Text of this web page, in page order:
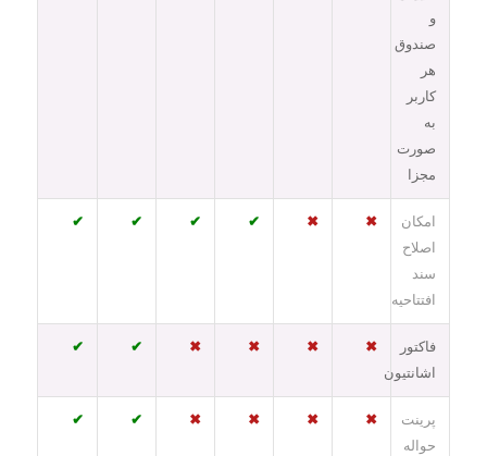
و
صندوق
هر
کاربر
به
صورت
مجزا
امکان
اصلاح
سند
افتتاحیه
✖
✖
✔
✔
✔
✔
فاکتور
اشانتیون
✖
✖
✖
✖
✔
✔
پرینت
حواله
✖
✖
✖
✖
✔
✔